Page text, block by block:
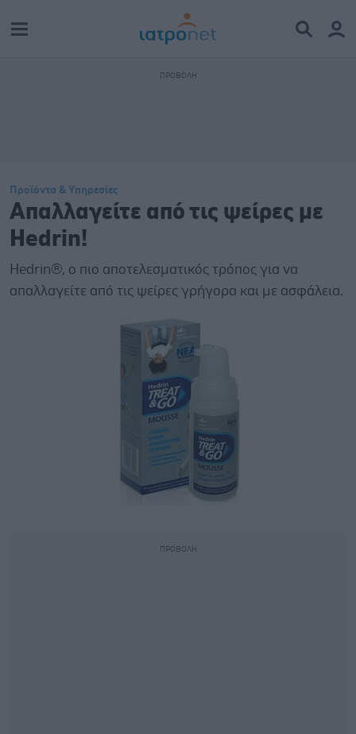
Προϊόντα & Υπηρεσίες
Απαλλαγείτε από τις ψείρες με
Hedrin!
Hedrin®, ο πιο αποτελεσματικός τρόπος για να
απαλλαγείτε από τις ψείρες γρήγορα και με ασφάλεια.